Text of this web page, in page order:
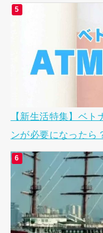
【新生活特集】ベ
ンが必要になったら